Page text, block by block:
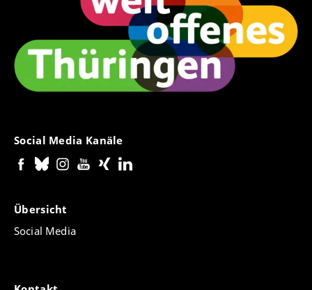
Social Media Kanäle
Übersicht
Social Media